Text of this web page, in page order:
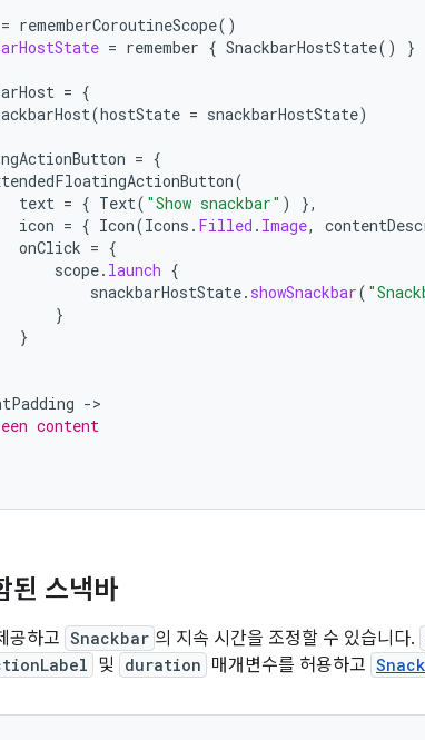
= rememberCoroutineScope()
= remember { SnackbarHostState()
}
= {
(hostState = snackbarHostState)
= {
(
text = { Text( "Show snackbar" )
},
icon = { Icon(Icons . Filled . Image,
onClick = {
scope. launch {
snackbarHostState. showSnackbar(
}
}
-
content
된 스낵바
공하고 Snackbar 의 지속 시간을 조정할 수 있습니다.
및 duration 매개변수를 허용하고